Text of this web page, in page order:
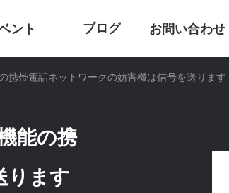
ント ブログ お問い合わせ
携帯電話ネットワークの妨害機は信号を送ります
能の携
ります